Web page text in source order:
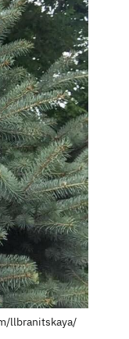
llbranitskaya/